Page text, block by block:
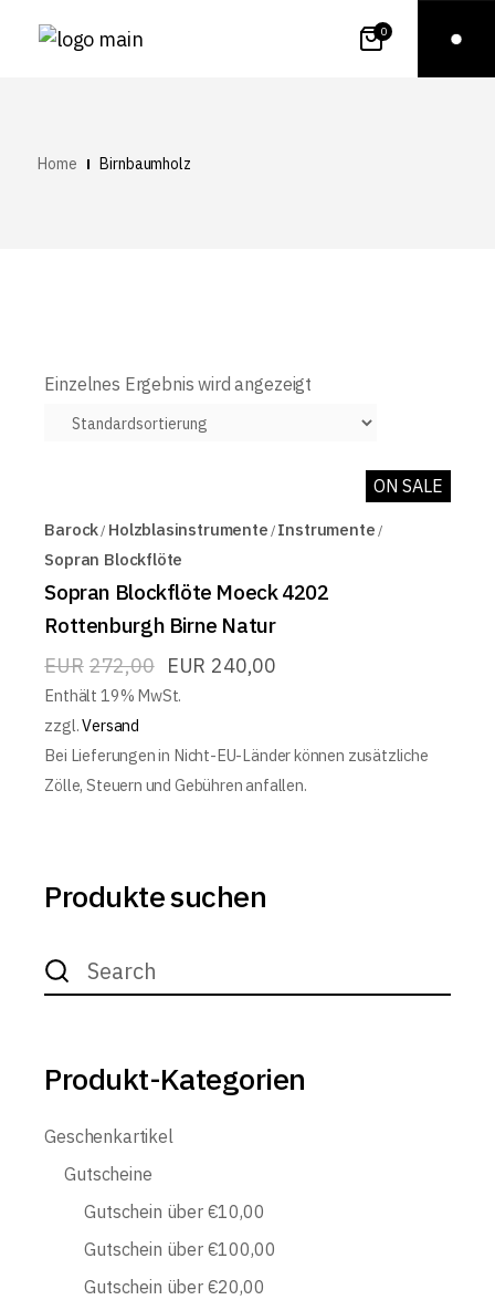
0
Home Birnbaumholz
Einzelnes Ergebnis wird angezeigt
ON SALE
Barock Holzblasinstrumente Instrumente
Sopran Blockflöte
Sopran Blockflöte Moeck 4202
Rottenburgh Birne Natur
EUR 272,00 EUR 240,00
Enthält 19% MwSt.
zzgl.Versand
Bei Lieferungen in Nicht-EU-Länder können zusätzliche
Zölle, Steuern und Gebühren anfallen.
Produkte suchen
Search
for:
Produkt-Kategorien
Geschenkartikel
Gutscheine
Gutschein über €10,00
Gutschein über €100,00
Gutschein über €20,00